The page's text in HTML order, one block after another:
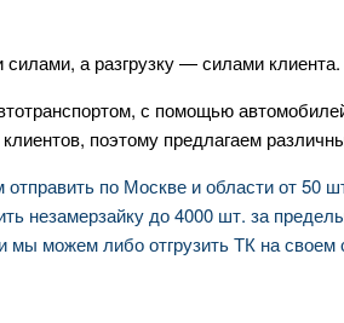
а разгрузку — силами
с помощью
поэтому предлагаем
по Москве и области от 50
незамерзайку до 4000 шт. за
мы можем либо отгрузить ТК на